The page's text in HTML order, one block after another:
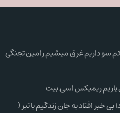
سو داریم غرق میشیم رامین تجنگی
یاریم ریمیکس اسی بیت
خبر افتاد به جان زندگیم با تبر (